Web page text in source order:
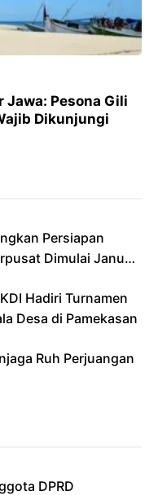
Pesona Gili
Dikunjungi
Persiapan
Dimulai Januari
Hadiri Turnamen
Desa di Pamekasan
Ruh Perjuangan
DPRD